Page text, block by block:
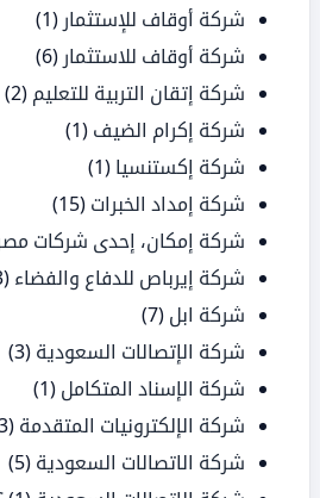
شركة أوقاف للإستثمار (1)
شركة أوقاف للاستثمار (6)
شركة إتقان التربية للتعليم (2)
شركة إكرام الضيف (1)
شركة إكستنسيا (1)
شركة إمداد الخبرات (15)
شركة إمكان، إحدى شركات
شركة إيرباص للدفاع والفضاء (3)
شركة ابل (7)
شركة الإتصالات السعودية (3)
شركة الإسناد المتكامل (1)
شركة الإلكترونيات المتقدمة (3)
شركة الاتصالات السعودية (5)